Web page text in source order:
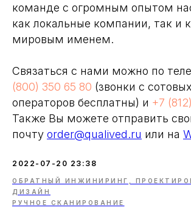
команде с огромным опытом
как локальные компании, так и
мировым именем.
Связаться с нами можно по
(800) 350 65 80 (звонки с
операторов бесплатны) и +7
Также Вы можете отправить
почту order@qualived.ru или на
2022-07-20 23:38
ОБРАТНЫЙ ИНЖИНИРИНГ,
ДИЗАЙН
РУЧНОЕ СКАНИРОВАНИЕ